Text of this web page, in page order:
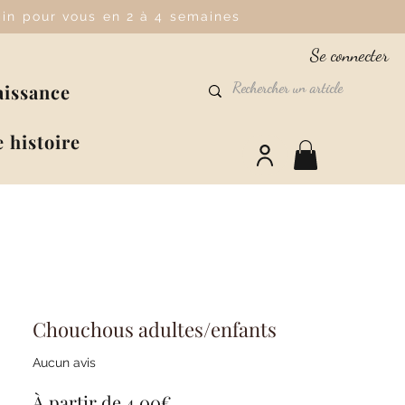
pour vous en 2 à 4 semaines
histoire
Se connecter
Chouchous adultes/enfants
Aucun avis